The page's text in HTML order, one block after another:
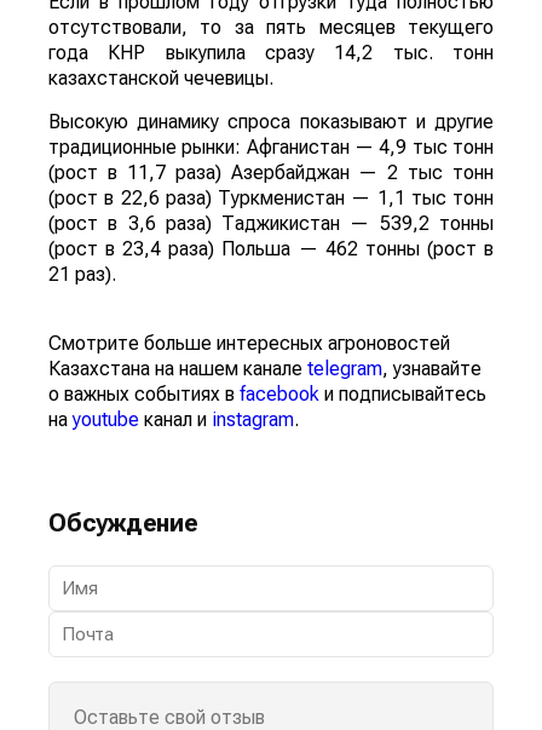
отсутствовали, то за пять месяцев текущего
года КНР выкупила сразу 14,2 тыс. тонн
казахстанской чечевицы.
Высокую динамику спроса показывают и другие
традиционные рынки: Афганистан — 4,9 тыс тонн
(рост в 11,7 раза) Азербайджан — 2 тыс тонн
(рост в 22,6 раза) Туркменистан — 1,1 тыс тонн
(рост в 3,6 раза) Таджикистан — 539,2 тонны
(рост в 23,4 раза) Польша — 462 тонны (рост в
21 раз).
Смотрите больше интересных агроновостей
Казахстана на нашем канале telegram, узнавайте
о важных событиях в facebook и подписывайтесь
наyoutube канал и instagram.
Обсуждение